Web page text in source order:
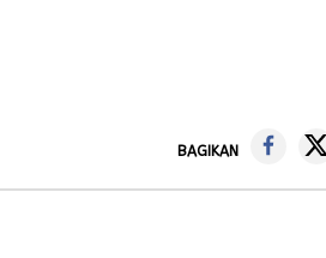
BAGIKAN